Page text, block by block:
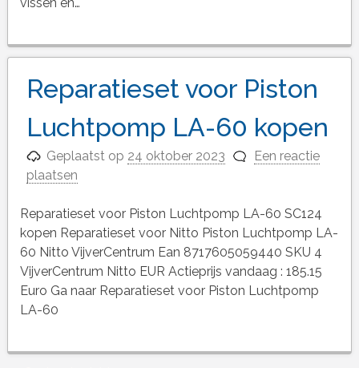
Reparatieset voor Piston
Luchtpomp LA-60 kopen
Geplaatst op 24 oktober 2023
Een reactie
plaatsen
Reparatieset voor Piston Luchtpomp LA-60 SC124
kopen Reparatieset voor Nitto Piston Luchtpomp LA-
60 Nitto VijverCentrum Ean 8717605059440 SKU 4
VijverCentrum Nitto EUR Actieprijs vandaag : 185.15
Euro Ga naar Reparatieset voor Piston Luchtpomp
LA-60